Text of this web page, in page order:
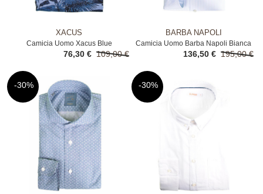
XACUS
Camicia Uomo Xacus Blue
109,00 €
76,30 €
BARBA NAPOLI
Camicia Uomo Barba Napoli Bianca
195,00 €
136,50 €
-30% -30%